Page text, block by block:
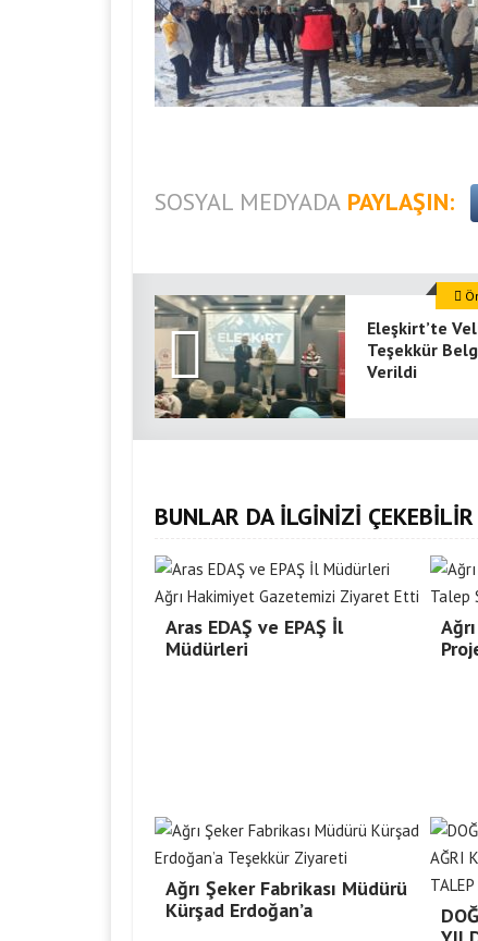
SOSYAL MEDYADA PAYLAŞIN:
Eleşkirt’te
Teşekkür
Verildi
BUNLAR DA İLGİNİZİ ÇEKEBİLİR
Aras EDAŞ ve EPAŞ İl
Müdürleri
Ağrı Şeker Fabrikası Müdürü
Kürşad Erdoğan’a